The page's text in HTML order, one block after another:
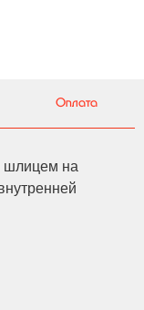
Оплата
шлицем на